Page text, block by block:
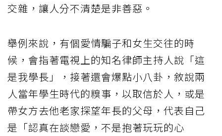
交雜，讓人分不清楚是非善惡。
舉例來說，有個愛情騙子和女生交往的時
候，會指著電視上的知名律師主持人說「這
是我學長」，接著還會爆點小八卦，敘說兩
人當年學生時代的糗事，以取信於人，或是
帶女方去他老家探望年長的父母，代表自己
是「認真在談戀愛，不是抱著玩玩的心